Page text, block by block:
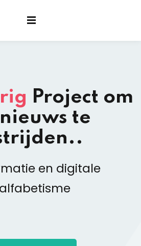
Project om
te
en digitale
Lost your password?